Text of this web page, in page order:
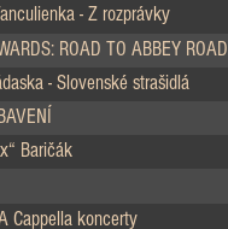
- Z rozprávky
ROAD TO ABBEY ROAD
- Slovenské strašidlá
Baričák
Cappella koncerty